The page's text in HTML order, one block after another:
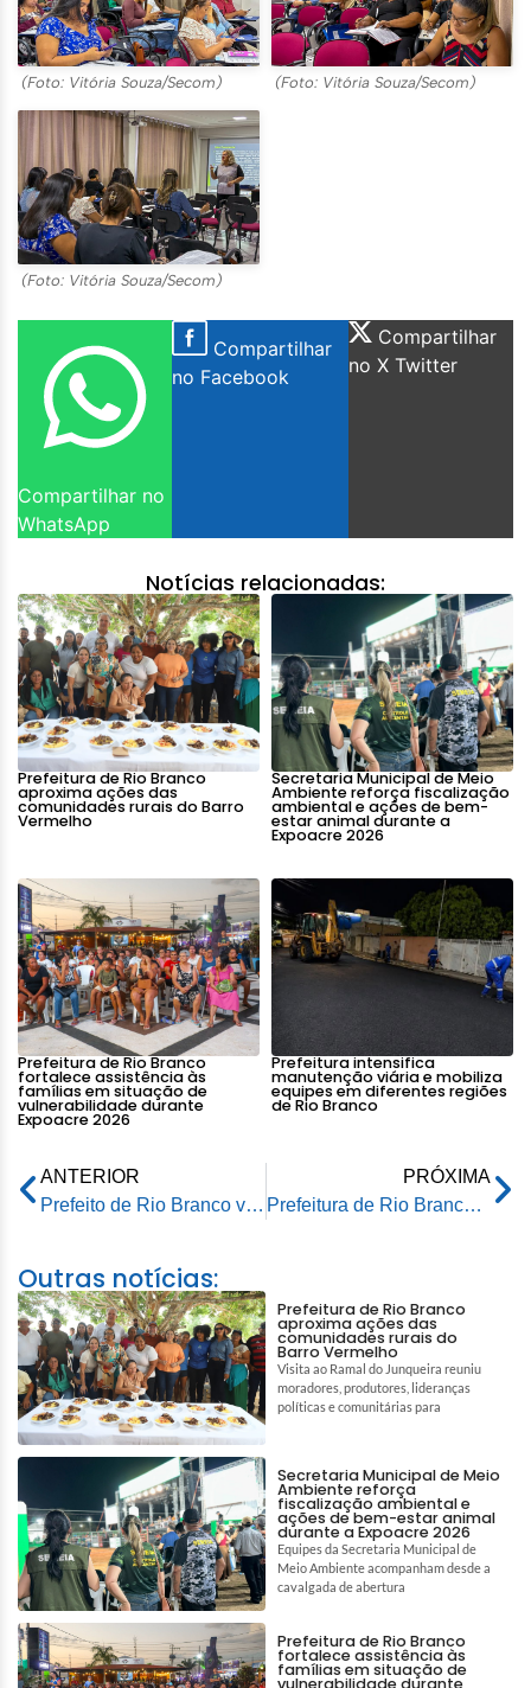
(Foto: Vitória Souza/Secom) (Foto: Vitória Souza/Secom)
(Foto: Vitória Souza/Secom)
Compartilhar no
WhatsApp
Compartilhar
no Facebook
Compartilhar
no X Twitter
Notícias relacionadas:
Prefeitura de Rio Branco
aproxima ações das
comunidades rurais do Barro
Vermelho
Secretaria Municipal de Meio
Ambiente reforça fiscalização
ambiental e ações de bem-
estar animal durante a
Expoacre 2026
Prefeitura de Rio Branco
fortalece assistência às
famílias em situação de
vulnerabilidade durante
Expoacre 2026
Prefeitura intensifica
manutenção viária e mobiliza
equipes em diferentes regiões
de Rio Branco
ANTERIOR
Prefeito de Rio Branco visita Cruzeiro do Sul para tratar da situação dos resíduos sólidos junto aos prefeitos da regional do Juruá
PRÓXIMA
Prefeitura de Rio Branco realiza Caminhada pela Vida no Parque Tucumã em alusão ao Setembro Amarelo
Outras notícias:
Prefeitura de Rio Branco
aproxima ações das
comunidades rurais do
Barro Vermelho
Visita ao Ramal do Junqueira reuniu
moradores, produtores, lideranças
políticas e comunitárias para
Secretaria Municipal de Meio
Ambiente reforça
fiscalização ambiental e
ações de bem-estar animal
durante a Expoacre 2026
Equipes da Secretaria Municipal de
Meio Ambiente acompanham desde a
cavalgada de abertura
Prefeitura de Rio Branco
fortalece assistência às
famílias em situação de
vulnerabilidade durante